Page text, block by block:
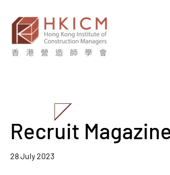
Recruit
28 July 2023